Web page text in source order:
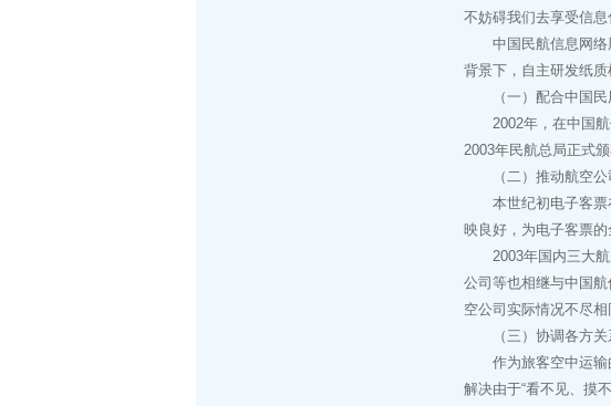
不妨碍我们去享受信息
中国民航信息网络股
背景下，自主研发纸
（一）配合中国民用
2002年，在中国航
2003年民航总局正式
（二）推动航空公
本世纪初电子客票在
映良好，为电子客票的
2003年国内三大航
公司等也相继与中国
空公司实际情况不尽
（三）协调各方关
作为旅客空中运输的
解决由于“看不见、摸